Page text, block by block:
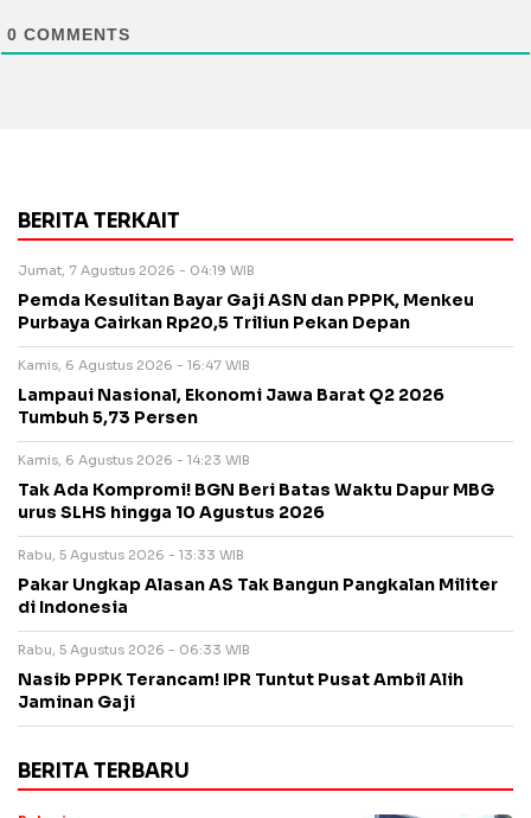
0 COMMENTS
BERITA TERKAIT
Jumat, 7 Agustus 2026 - 04:19 WIB
Pemda Kesulitan Bayar Gaji ASN dan PPPK, Menkeu
Purbaya Cairkan Rp20,5 Triliun Pekan Depan
Kamis, 6 Agustus 2026 - 16:47 WIB
Lampaui Nasional, Ekonomi Jawa Barat Q2 2026
Tumbuh 5,73 Persen
Kamis, 6 Agustus 2026 - 14:23 WIB
Tak Ada Kompromi! BGN Beri Batas Waktu Dapur MBG
urus SLHS hingga 10 Agustus 2026
Rabu, 5 Agustus 2026 - 13:33 WIB
Pakar Ungkap Alasan AS Tak Bangun Pangkalan Militer
di Indonesia
Rabu, 5 Agustus 2026 - 06:33 WIB
Nasib PPPK Terancam! IPR Tuntut Pusat Ambil Alih
Jaminan Gaji
BERITA TERBARU